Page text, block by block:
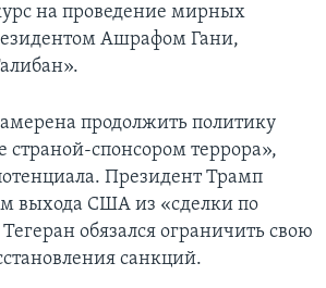
на проведение мирных
Ашрафом Гани,
продолжить политику
спонсором террора»,
Президент Трамп
выхода США из «сделки по
обязался ограничить свою
санкций.